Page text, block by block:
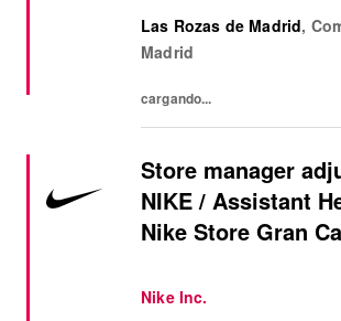
icónico fundador, Karl
única...
Las Rozas de Madrid,
Madrid
cargando...
Store manager
NIKE / Assistant
Nike Store Gran
Nike Inc.